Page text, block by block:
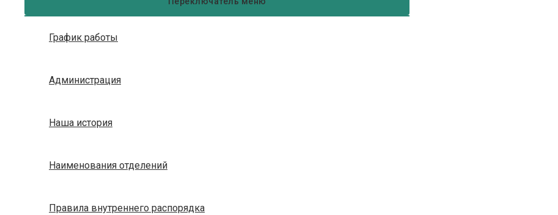
График работы
Администрация
Наша история
Наименования отделений
Правила внутреннего распорядка